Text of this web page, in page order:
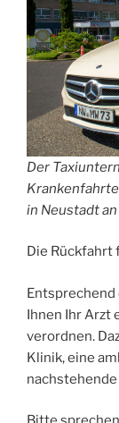
Der
in Neustadt
Die Rückfahrt
Ihnen Ihr Arzt
verordnen.
Klinik, eine